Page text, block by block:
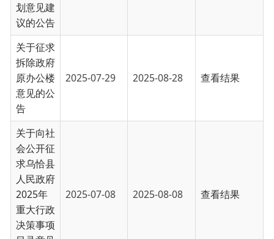
关于向社
会公开征
求乌恰县
人民政府
2025年
重大行政
决策事项
目录意见
的公告
关于《乌
恰县农村
供水管理
实施细则
（征求意
见稿）》
公开征求
意见的公
2025-05-23 2025-06-05 查看结果